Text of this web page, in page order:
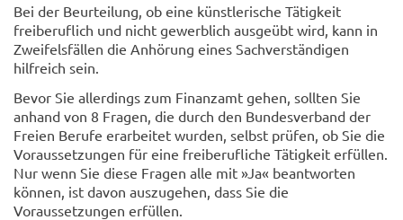
Bei der Beurteilung, ob eine künstlerische Tätigkeit
freiberuflich und nicht gewerblich ausgeübt wird, kann in
Zweifelsfällen die Anhörung eines Sachverständigen
hilfreich sein.
Bevor Sie allerdings zum Finanzamt gehen, sollten Sie
anhand von 8 Fragen, die durch den Bundesverband der
Freien Berufe erarbeitet wurden, selbst prüfen, ob Sie die
Voraussetzungen für eine freiberufliche Tätigkeit erfüllen.
Nur wenn Sie diese Fragen alle mit »Ja« beantworten
können, ist davon auszugehen, dass Sie die
Voraussetzungen erfüllen.